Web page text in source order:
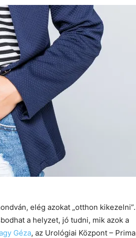
elég azokat „otthon kikezelni”.
a helyzet, jó tudni, mik azok a
Géza, az Urológiai Központ – Prima